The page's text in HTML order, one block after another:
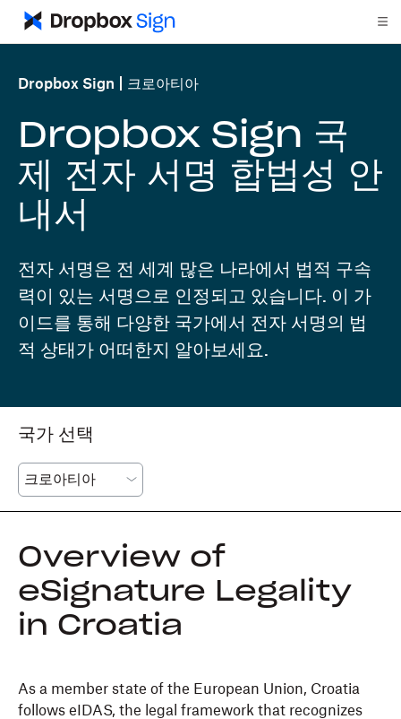
Dropbox Sign 크로아티아
Dropbox Sign 국
제 전자 서명 합법성 안
내서
전자 서명은 전 세계 많은 나라에서 법적 구속
력이 있는 서명으로 인정되고 있습니다. 이 가
이드를 통해 다양한 국가에서 전자 서명의 법
적 상태가 어떠한지 알아보세요.
국가 선택
Overview of
eSignature Legality
in Croatia
As a member state of the European Union, Croatia
follows eIDAS, the legal framework that recognizes